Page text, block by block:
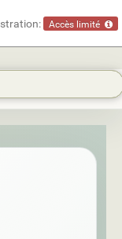
Accès limité